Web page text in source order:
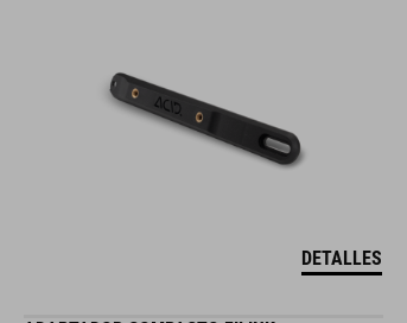
DETALLES